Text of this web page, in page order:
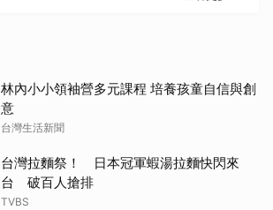
林內小小領袖營多元課程 培養孩童自信與創
意
台灣生活新聞
台灣拉麵祭！ 日本冠軍蝦湯拉麵快閃來
台 破百人搶排
TVBS